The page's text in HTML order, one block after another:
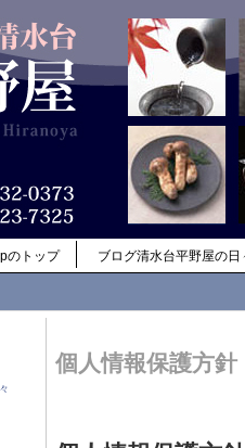
のトップ ブログ清水台平野屋の日
個人情報保護方針